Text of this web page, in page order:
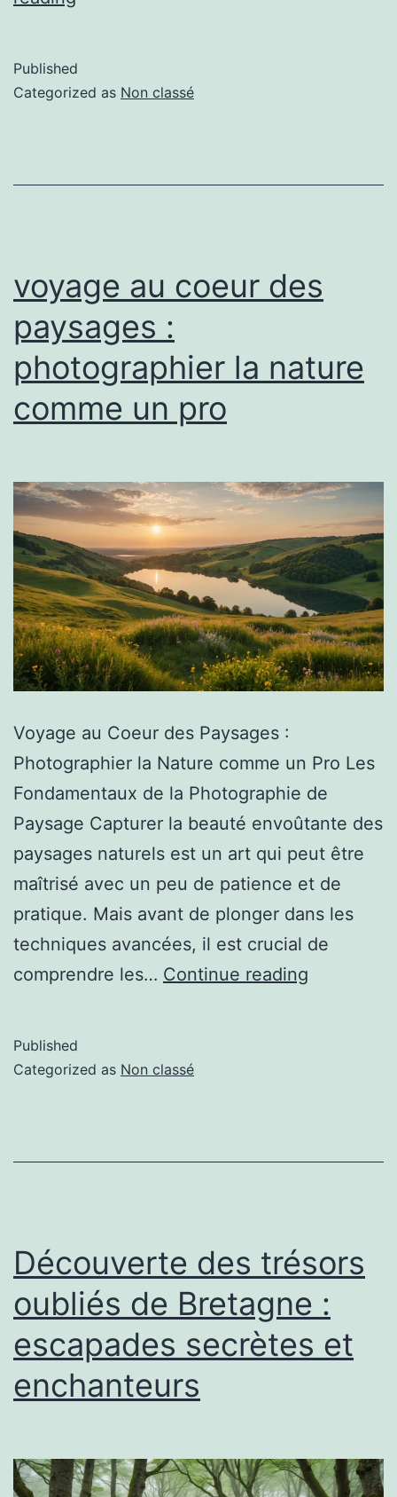
Published
Categorized as Non classé
voyage au coeur des
paysages :
photographier la nature
comme un pro
Voyage au Coeur des Paysages :
Photographier la Nature comme un Pro Les
Fondamentaux de la Photographie de
Paysage Capturer la beauté envoûtante des
paysages naturels est un art qui peut être
maîtrisé avec un peu de patience et de
pratique. Mais avant de plonger dans les
techniques avancées, il est crucial de
comprendre les… Continue reading
Published
Categorized as Non classé
Découverte des trésors
oubliés de Bretagne :
escapades secrètes et
enchanteurs